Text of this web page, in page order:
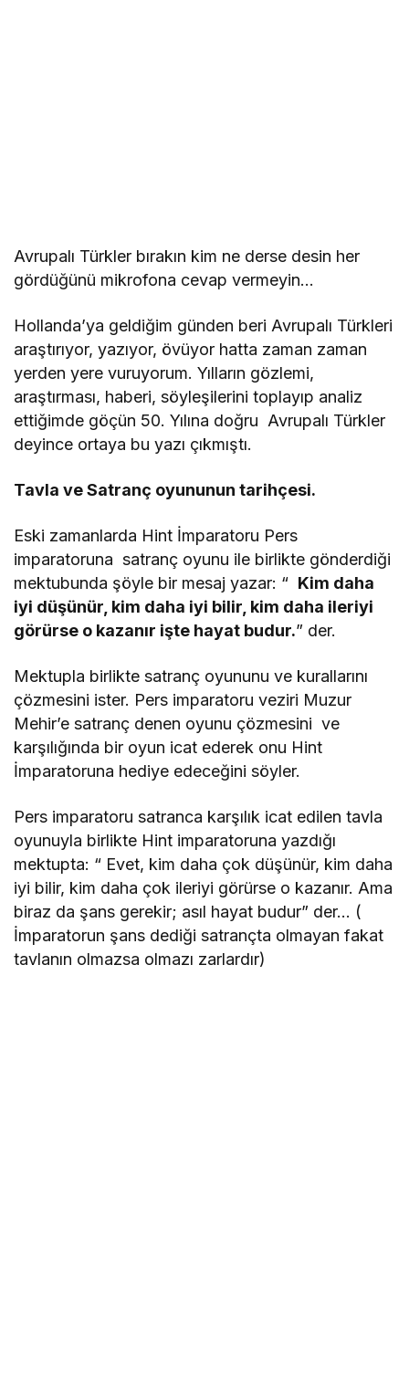
Avrupalı Türkler bırakın kim ne derse desin her
gördüğünü mikrofona cevap vermeyin…
Hollanda’ya geldiğim günden beri Avrupalı Türkleri
araştırıyor, yazıyor, övüyor hatta zaman zaman
yerden yere vuruyorum. Yılların gözlemi,
araştırması, haberi, söyleşilerini toplayıp analiz
ettiğimde göçün 50. Yılına doğru Avrupalı Türkler
deyince ortaya bu yazı çıkmıştı.
Tavla ve Satranç oyununun tarihçesi.
Eski zamanlarda Hint İmparatoru Pers
imparatoruna satranç oyunu ile birlikte gönderdiği
mektubunda şöyle bir mesaj yazar: “ Kim daha
iyi düşünür, kim daha iyi bilir, kim daha ileriyi
görürse o kazanır işte hayat budur.” der.
Mektupla birlikte satranç oyununu ve kurallarını
çözmesini ister. Pers imparatoru veziri Muzur
Mehir’e satranç denen oyunu çözmesini ve
karşılığında bir oyun icat ederek onu Hint
İmparatoruna hediye edeceğini söyler.
Pers imparatoru satranca karşılık icat edilen tavla
oyunuyla birlikte Hint imparatoruna yazdığı
mektupta: “ Evet, kim daha çok düşünür, kim daha
iyi bilir, kim daha çok ileriyi görürse o kazanır. Ama
biraz da şans gerekir; asıl hayat budur” der… (
İmparatorun şans dediği satrançta olmayan fakat
tavlanın olmazsa olmazı zarlardır)